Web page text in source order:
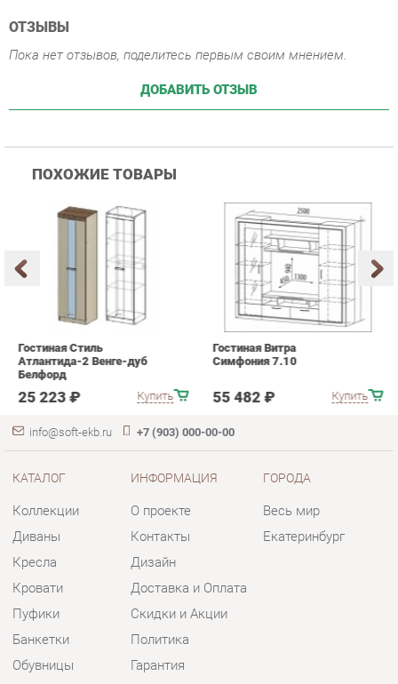
ПОХОЖИЕ ТОВАРЫ
Атлантида-2 Венге-дуб
Белфорд
25 223 ₽ Купить
Гостиная Витра
Симфония 7.10
55 482 ₽
info@soft-ekb.ru +7 (903) 000-00-00
КАТАЛОГ
Коллекции
Кресла
Банкетки
Обувницы
Комплектующие
ИНФОРМАЦИЯ
О проекте
Дизайн
Скидки и Акции
Политика
Гарантия
Помощь
ГОРОДА
Весь мир
КОНТАКТЫ
Шоурум и склад самовывоза
Адрес: г. Екатеринбург, пер.